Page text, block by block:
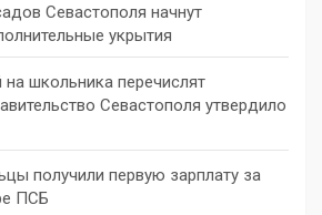
Севастополя начнут
укрытия
школьника перечислят
Севастополя утвердило
получили первую зарплату за
ПСБ